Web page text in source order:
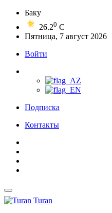
Баку
26.20 C
Пятница, 7 август 2026
Войти
Подписка
Контакты
Turan